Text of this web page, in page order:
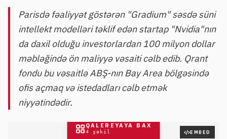
Parisdə fəaliyyət göstərən "Gradium" səsdə süni
intellekt modelləri təklif edən startap "Nvidia"nın
da daxil olduğu investorlardan 100 milyon dollar
məbləğində ön maliyyə vəsaiti cəlb edib. Qrant
fondu bu vəsaitlə ABŞ-nın Bay Area bölgəsində
ofis açmaq və istedadları cəlb etmək
niyyətindədir.
QALEREYAYA BAX
4 şəkil EMBED